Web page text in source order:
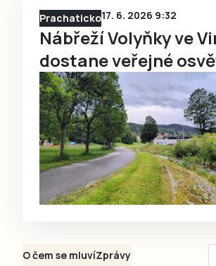
Ještě nemám účet, chci se
Prachaticko17. 6. 2026 9:32
Nábřeží Volyňky ve
dostane veřejné
O čem se mluvíZprávy